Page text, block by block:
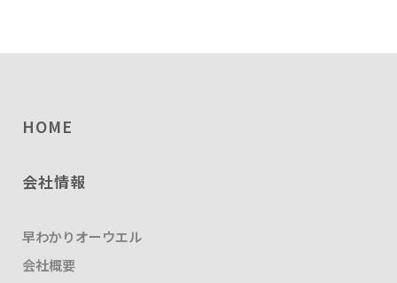
HOME
会社情報
早わかりオーウエル
会社概要